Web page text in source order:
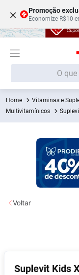
× Promoção
Economize R$10
O que você está
Vitaminas e
Multivitamínicos
Suplevit Kids
Voltar
Termos mais
1º Fralda
Medley
Lenço
Fralda Xg
Fralda G
6
9º Lavitan
10 º Vitamina D